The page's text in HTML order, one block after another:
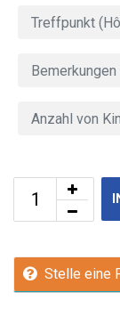
Stelle eine